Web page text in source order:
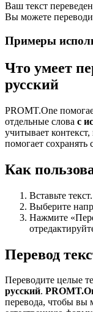
Ваш текст
Вы можете
Примеры
Что умеет
русский
PROMT.One
отдельные слова с
учитывает
помогает
Как
Вставьте текст.
Выберите
Нажмите
Перевод
Переводите целые
русский.
перевода, чтобы вы